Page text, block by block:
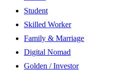
Student
Skilled Worker
Family & Marriage
Digital Nomad
Golden / Investor